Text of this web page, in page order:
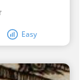
Easy